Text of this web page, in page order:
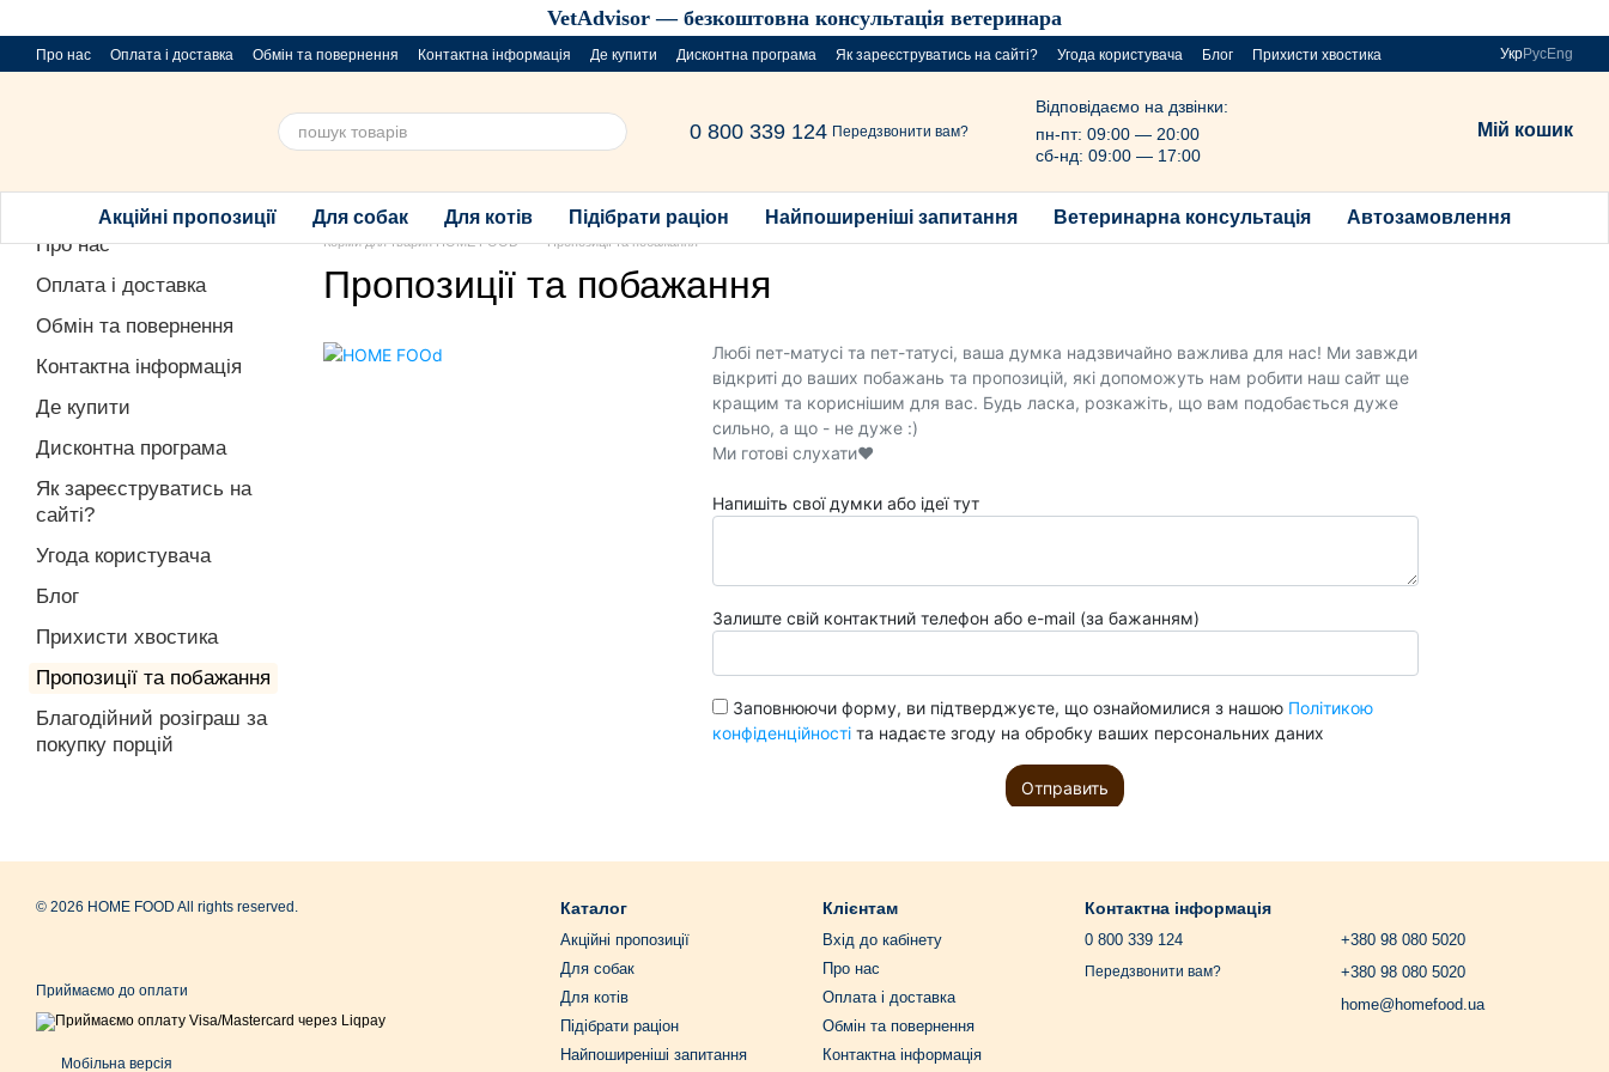
VetAdvisor — безкоштовна консультація ветеринара
Про нас Оплата і доставка Обмін та повернення Контактна інформація Де купити Дисконтна програма Як зареєструватись на сайті? Угода користувача Блог
Прихисти хвостика
УкрРусEng
0 800 339 124 Передзвонити вам?
Відповідаємо на дзвінки:
пн-пт: 09:00 — 20:00
сб-нд: 09:00 — 17:00
Мій кошик
Акційні пропозиції Для собак Для котів Підібрати раціон Найпоширеніші запитання Ветеринарна консультація Автозамовлення
Корми для тварин HOME FOOD Пропозиції та побажання
Пропозиції та побажання
Про нас
Оплата і доставка
Обмін та повернення
Контактна інформація
Де купити
Дисконтна програма
Як зареєструватись на
сайті?
Угода користувача
Блог
Прихисти хвостика
Пропозиції та побажання
Благодійний розіграш за
покупку порцій
© 2026 HOME FOOD All rights reserved.
Приймаємо до оплати
Мобільна версія
Каталог
Акційні пропозиції
Для собак
Для котів
Підібрати раціон
Найпоширеніші запитання
Клієнтам
Вхід до кабінету
Про нас
Оплата і доставка
Обмін та повернення
Контактна інформація
Контактна інформація
0 800 339 124
Передзвонити вам?
+380 98 080 5020
+380 98 080 5020
home@homefood.ua